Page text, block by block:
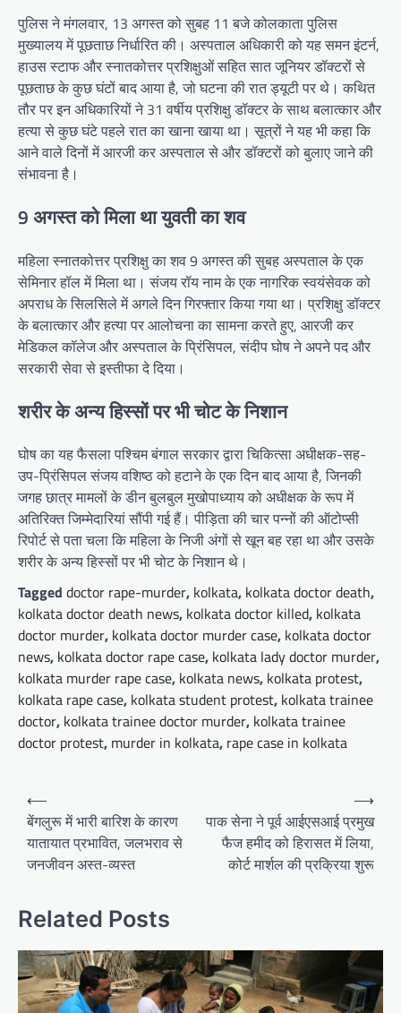
पुलिस ने मंगलवार, 13 अगस्त को सुबह 11 बजे कोलकाता पुलिस
मुख्यालय में पूछताछ निर्धारित की। अस्पताल अधिकारी को यह समन इंटर्न,
हाउस स्टाफ और स्नातकोत्तर प्रशिक्षुओं सहित सात जूनियर डॉक्टरों से
पूछताछ के कुछ घंटों बाद आया है, जो घटना की रात ड्यूटी पर थे। कथित
तौर पर इन अधिकारियों ने 31 वर्षीय प्रशिक्षु डॉक्टर के साथ बलात्कार और
हत्या से कुछ घंटे पहले रात का खाना खाया था। सूत्रों ने यह भी कहा कि
आने वाले दिनों में आरजी कर अस्पताल से और डॉक्टरों को बुलाए जाने की
संभावना है।
9 अगस्त को मिला था युवती का शव
महिला स्नातकोत्तर प्रशिक्षु का शव 9 अगस्त की सुबह अस्पताल के एक
सेमिनार हॉल में मिला था। संजय रॉय नाम के एक नागरिक स्वयंसेवक को
अपराध के सिलसिले में अगले दिन गिरफ्तार किया गया था। प्रशिक्षु डॉक्टर
के बलात्कार और हत्या पर आलोचना का सामना करते हुए, आरजी कर
मेडिकल कॉलेज और अस्पताल के प्रिंसिपल, संदीप घोष ने अपने पद और
सरकारी सेवा से इस्तीफा दे दिया।
शरीर के अन्य हिस्सों पर भी चोट के निशान
घोष का यह फैसला पश्चिम बंगाल सरकार द्वारा चिकित्सा अधीक्षक-सह-
उप-प्रिंसिपल संजय वशिष्ठ को हटाने के एक दिन बाद आया है, जिनकी
जगह छात्र मामलों के डीन बुलबुल मुखोपाध्याय को अधीक्षक के रूप में
अतिरिक्त जिम्मेदारियां सौंपी गई हैं। पीड़िता की चार पन्नों की ऑटोप्सी
रिपोर्ट से पता चला कि महिला के निजी अंगों से खून बह रहा था और उसके
शरीर के अन्य हिस्सों पर भी चोट के निशान थे।
Tagged doctor rape-murder, kolkata, kolkata doctor death,
kolkata doctor death news, kolkata doctor killed, kolkata
doctor murder, kolkata doctor murder case, kolkata doctor
news, kolkata doctor rape case, kolkata lady doctor murder,
kolkata murder rape case, kolkata news, kolkata protest,
kolkata rape case, kolkata student protest, kolkata trainee
doctor, kolkata trainee doctor murder, kolkata trainee
doctor protest, murder in kolkata, rape case in kolkata
Post
navigation
⟵
बेंगलुरू में भारी बारिश के कारण
यातायात प्रभावित, जलभराव से
जनजीवन अस्त-व्यस्त
पाक सेना ने पूर्व आईएसआई प्रमुख
फैज हमीद को हिरासत में लिया,
कोर्ट मार्शल की प्रक्रिया शुरू
⟶
Related Posts